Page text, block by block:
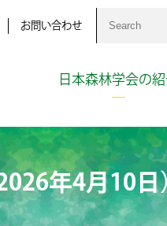
お問い合わせ
日本森林学会の
年4月10日